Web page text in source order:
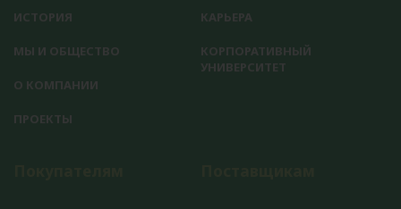
ИСТОРИЯ
МЫ И ОБЩЕСТВО
О КОМПАНИИ
ПРОЕКТЫ
КАРЬЕРА
КОРПОРАТИВНЫЙ
УНИВЕРСИТЕТ